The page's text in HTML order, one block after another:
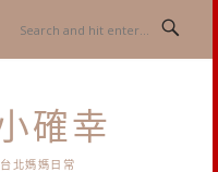
確幸
北媽媽日常